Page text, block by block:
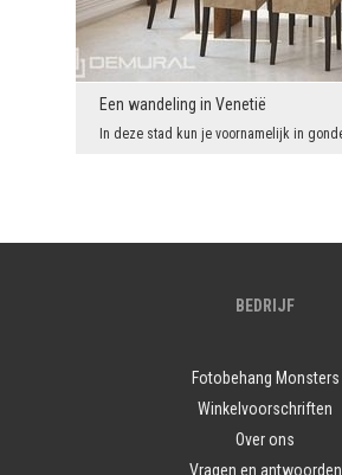
Een wandeling in Venetië
BEDRIJF
Fotobehang Monsters
Winkelvoorschriften
Over ons
Vragen en antwoorden